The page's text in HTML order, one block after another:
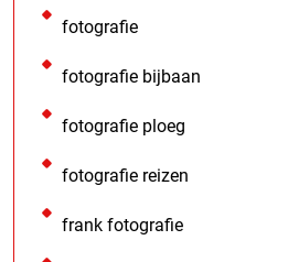
fotografie
fotografie bijbaan
fotografie ploeg
fotografie reizen
frank fotografie